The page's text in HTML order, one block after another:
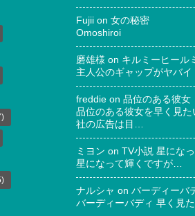
Fujii on 女の秘密
Omoshiroi
磨雄様 on キルミーヒール
主人公のギャップがヤバイ
freddie on 品位のある彼女
品位のある彼女を早く見
社の広告は目…
ミヨン on TV小説 星にな
星になって輝くですが…
ナルシャ on バーディーバ
バーディーバディ 早く見た